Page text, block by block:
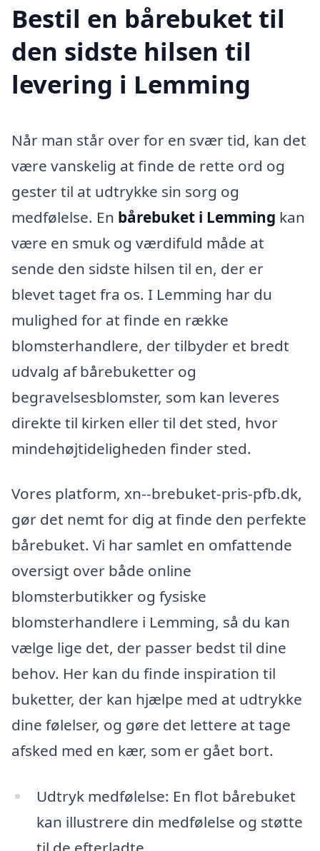
Bestil en bårebuket til
den sidste hilsen til
levering i Lemming
Når man står over for en svær tid, kan det
være vanskelig at finde de rette ord og
gester til at udtrykke sin sorg og
medfølelse. En bårebuket i Lemming kan
være en smuk og værdifuld måde at
sende den sidste hilsen til en, der er
blevet taget fra os. I Lemming har du
mulighed for at finde en række
blomsterhandlere, der tilbyder et bredt
udvalg af bårebuketter og
begravelsesblomster, som kan leveres
direkte til kirken eller til det sted, hvor
mindehøjtideligheden finder sted.
Vores platform, xn--brebuket-pris-pfb.dk,
gør det nemt for dig at finde den perfekte
bårebuket. Vi har samlet en omfattende
oversigt over både online
blomsterbutikker og fysiske
blomsterhandlere i Lemming, så du kan
vælge lige det, der passer bedst til dine
behov. Her kan du finde inspiration til
buketter, der kan hjælpe med at udtrykke
dine følelser, og gøre det lettere at tage
afsked med en kær, som er gået bort.
Udtryk medfølelse: En flot bårebuket
kan illustrere din medfølelse og støtte